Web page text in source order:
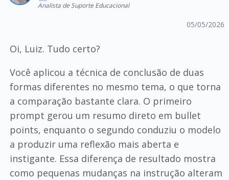
Analista de Suporte Educacional
05/05/2026
Oi, Luiz. Tudo certo?
Você aplicou a técnica de conclusão de duas
formas diferentes no mesmo tema, o que torna
a comparação bastante clara. O primeiro
prompt gerou um resumo direto em bullet
points, enquanto o segundo conduziu o modelo
a produzir uma reflexão mais aberta e
instigante. Essa diferença de resultado mostra
como pequenas mudanças na instrução alteram